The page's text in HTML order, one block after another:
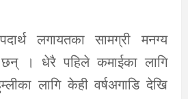
लगायतका सामग्री मनग्य
। धेरै पहिले कमाईका लागि
लागि केही वर्षअगाडि देखि